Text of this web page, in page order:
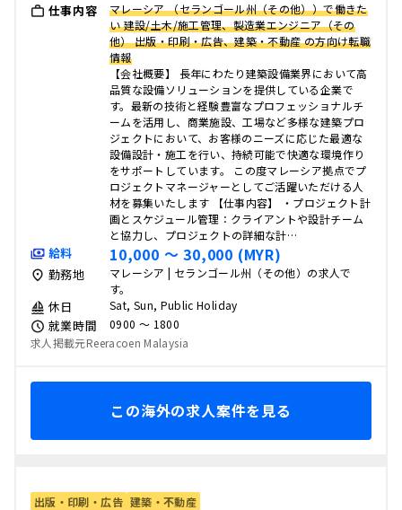
仕事内容
マレーシア （セランゴール州（その他））で働きた
い 建設/土木/施工管理、製造業エンジニア（その
他） 出版・印刷・広告、建築・不動産 の方向け転職
情報
【会社概要】 長年にわたり建築設備業界において高
品質な設備ソリューションを提供している企業で
す。最新の技術と経験豊富なプロフェッショナルチ
ームを活用し、商業施設、工場など多様な建築プロ
ジェクトにおいて、お客様のニーズに応じた最適な
設備設計・施工を行い、持続可能で快適な環境作り
をサポートしています。 この度マレーシア拠点でプ
ロジェクトマネージャーとしてご活躍いただける人
材を募集いたします 【仕事内容】 ・プロジェクト計
画とスケジュール管理：クライアントや設計チーム
と協力し、プロジェクトの詳細な計…
給料 10,000 〜 30,000 (MYR)
勤務地
マレーシア | セランゴール州（その他）の求人で
す。
休日 Sat, Sun, Public Holiday
就業時間
0900 〜 1800
求人掲載元Reeracoen Malaysia
この海外の求人案件を見る
出版・印刷・広告 建築・不動産